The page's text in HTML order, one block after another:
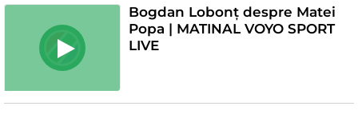
Bogdan Lobonț despre Matei
Popa | MATINAL VOYO SPORT
LIVE